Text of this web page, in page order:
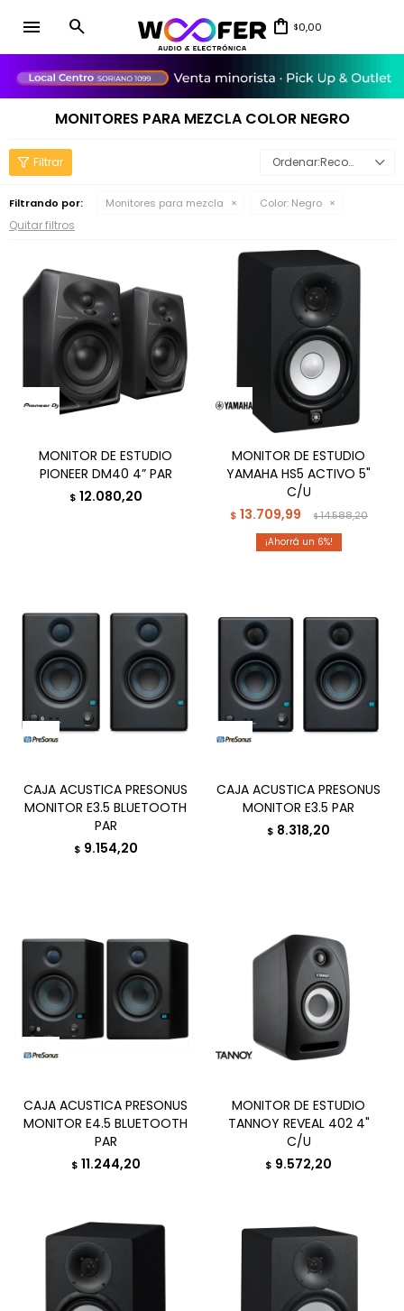
menu $0,00
MONITORES PARA MEZCLA COLOR NEGRO
Recomendados
Filtrando por: Monitores para mezcla Color: Negro
Quitar filtros
MONITOR DE ESTUDIO
PIONEER DM40 4” PAR
$ 12.080,20
MONITOR DE ESTUDIO
YAMAHA HS5 ACTIVO 5"
C/U
$ 13.709,99 $14.588,20
6
CAJA ACUSTICA PRESONUS
MONITOR E3.5 BLUETOOTH
PAR
$ 9.154,20
CAJA ACUSTICA PRESONUS
MONITOR E3.5 PAR
$ 8.318,20
CAJA ACUSTICA PRESONUS
MONITOR E4.5 BLUETOOTH
PAR
$ 11.244,20
MONITOR DE ESTUDIO
TANNOY REVEAL 402 4"
C/U
$ 9.572,20
close